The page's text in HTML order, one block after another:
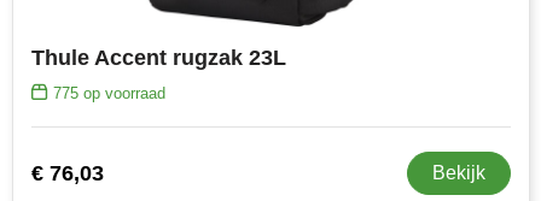
Thule Accent rugzak 23L
775op voorraad
€ 76,03 Bekijk